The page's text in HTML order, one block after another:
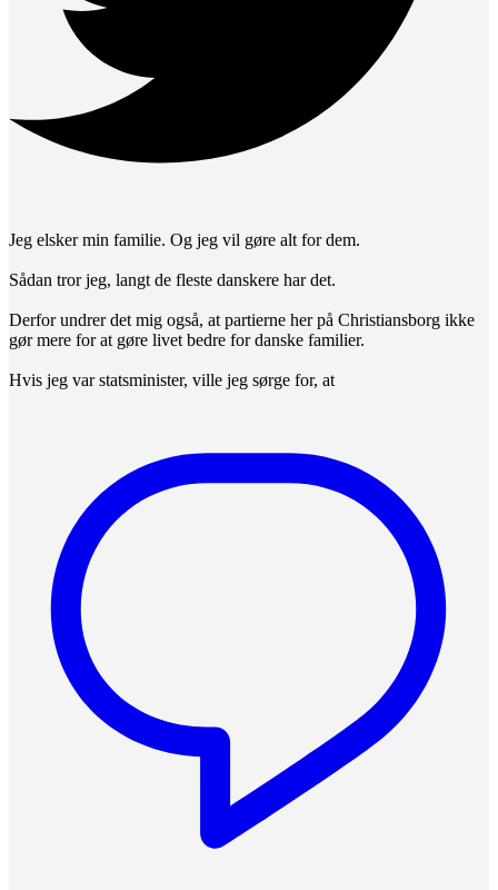
Jeg elsker min familie. Og jeg vil gøre alt for dem.
Sådan tror jeg, langt de fleste danskere har det.
Derfor undrer det mig også, at partierne her på Christiansborg ikke
gør mere for at gøre livet bedre for danske familier.
Hvis jeg var statsminister, ville jeg sørge for, at